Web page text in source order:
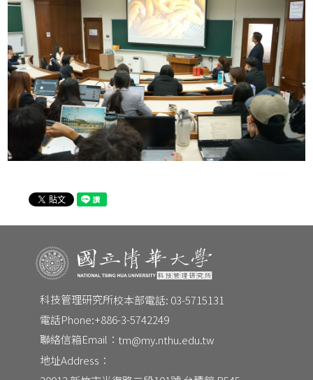
CONTACT
Email：tm@my.nthu.edu.tw
校本部電話： 校本部電話: 03-5715131
地址：30013 新竹市光復路二段101號 台積館 R545
科技管理研究所校本部電話: 03-5715131
電話Phone:+886-3-5742249
聯絡信箱Email： tm@my.nthu.edu.tw
地址Address：